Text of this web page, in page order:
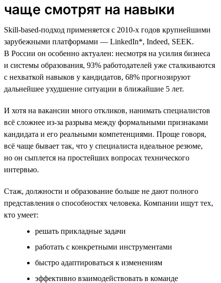
чаще смотрят на навыки
Skill-based-подход применяется с 2010-х годов крупнейшими
зарубежными платформами — LinkedIn*, Indeed, SEEK.
В России он особенно актуален: несмотря на усилия бизнеса
и системы образования, 93% работодателей уже сталкиваются
с нехваткой навыков у кандидатов, 68% прогнозируют
дальнейшее ухудшение ситуации в ближайшие 5 лет.
И хотя на вакансии много откликов, нанимать специалистов
всё сложнее из-за разрыва между формальными признаками
кандидата и его реальными компетенциями. Проще говоря,
всё чаще бывает так, что у специалиста идеальное резюме,
но он сыплется на простейших вопросах технического
интервью.
Стаж, должности и образование больше не дают полного
представления о способностях человека. Компании ищут тех,
кто умеет:
решать прикладные задачи
работать с конкретными инструментами
быстро адаптироваться к изменениям
эффективно взаимодействовать в команде